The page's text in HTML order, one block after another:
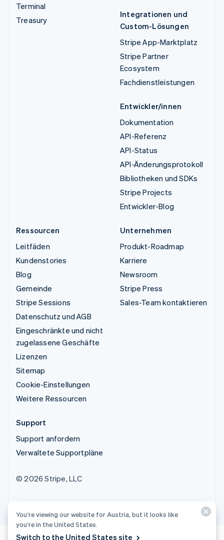
Terminal
Treasury
Integrationen und
Custom-Lösungen
Stripe App-Marktplatz
Stripe Partner
Ecosystem
Fachdienstleistungen
Entwickler/innen
Dokumentation
API-Referenz
API-Status
API-Änderungsprotokoll
Bibliotheken und SDKs
Stripe Projects
Entwickler-Blog
Ressourcen
Leitfäden
Kundenstories
Blog
Gemeinde
Stripe Sessions
Datenschutz und AGB
Eingeschränkte und nicht
zugelassene Geschäfte
Lizenzen
Sitemap
Cookie-Einstellungen
Weitere Ressourcen
Unternehmen
Produkt-Roadmap
Karriere
Newsroom
Stripe Press
Sales-Team kontaktieren
Support
Support anfordern
Verwaltete Supportpläne
© 2026 Stripe, LLC
You’re viewing our website for Austria, but it looks like
you’re in the United States.
Switch to the United States site